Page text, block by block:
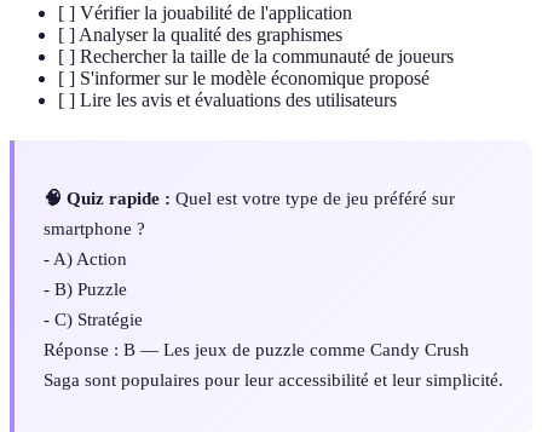
[ ] Vérifier la jouabilité de l'application
[ ] Analyser la qualité des graphismes
[ ] Rechercher la taille de la communauté de joueurs
[ ] S'informer sur le modèle économique proposé
[ ] Lire les avis et évaluations des utilisateurs
🧠 Quiz rapide : Quel est votre type de jeu préféré sur
smartphone ?
- A) Action
- B) Puzzle
- C) Stratégie
Réponse : B — Les jeux de puzzle comme Candy Crush
Saga sont populaires pour leur accessibilité et leur simplicité.